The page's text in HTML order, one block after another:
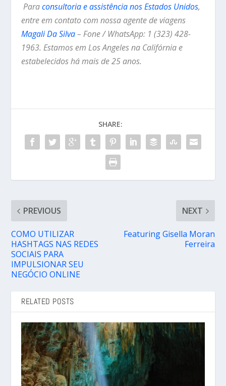
Paraconsultoria e assistência nos Estados Unidos,
entre em contato com nossa agente de viagens
Magali Da Silva– Fone / WhatsApp: 1 (323) 428-
1963. Estamos em Los Angeles na Califórnia e
estabelecidos há mais de 25 anos.
SHARE:
PREVIOUS
COMO UTILIZAR
HASHTAGS NAS REDES
SOCIAIS PARA
IMPULSIONAR SEU
NEGÓCIO ONLINE
NEXT
Featuring Gisella Moran
Ferreira
RELATED POSTS